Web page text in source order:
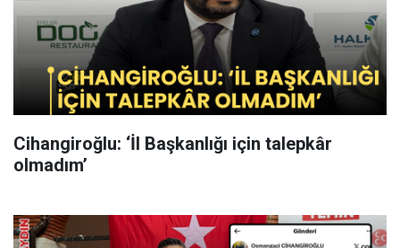
Cihangiroğlu: ‘İl Başkanlığı için talepkâr
olmadım’